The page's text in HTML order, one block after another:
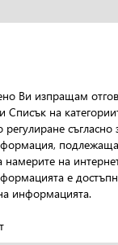
Ви изпращам
на
на
е
информацията.